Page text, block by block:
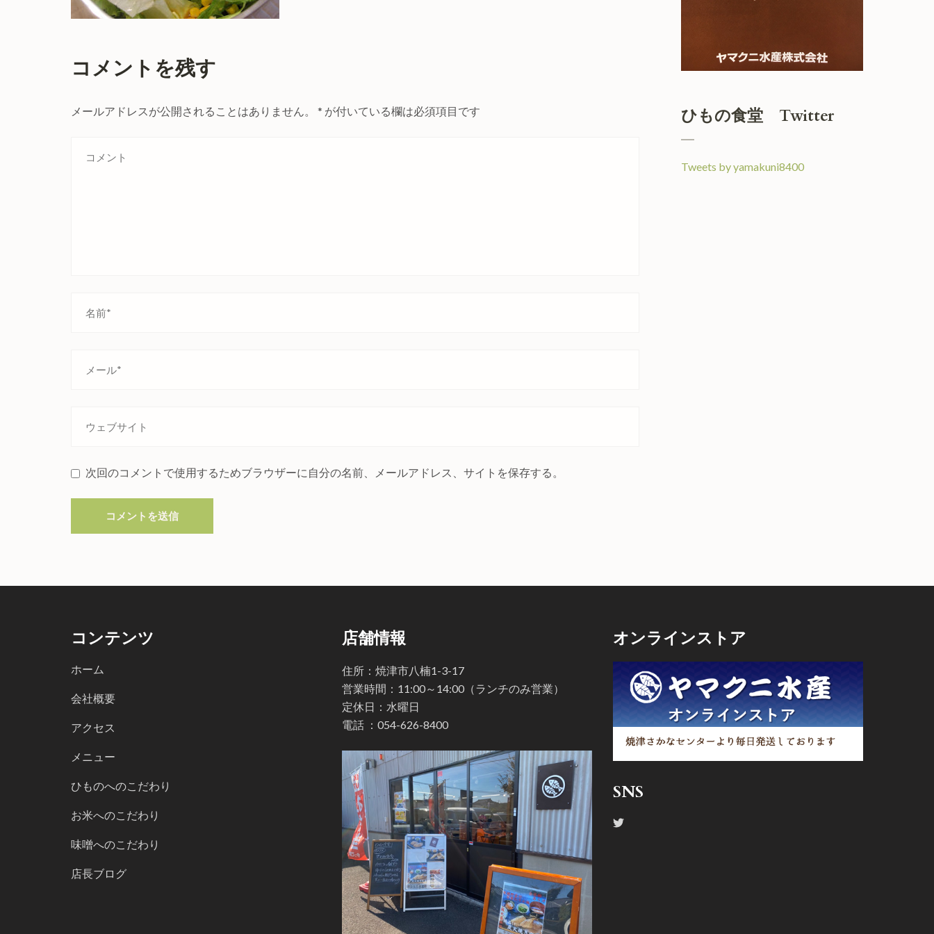
コメントを残す
メールアドレスが公開されることはありません。 * が付いている欄は必須項目です
次回のコメントで使用するためブラウザーに自分の名前、メールアドレス、サイトを保存する。
ひもの食堂 Twitter
Tweets by yamakuni8400
コンテンツ
ホーム
会社概要
アクセス
メニュー
ひものへのこだわり
お米へのこだわり
味噌へのこだわり
店長ブログ
店舗情報
住所：焼津市八楠1-3-17
営業時間：11:00～14:00（ランチのみ営業）
定休日：水曜日
電話 ： 054-626-8400
オンラインストア
SNS